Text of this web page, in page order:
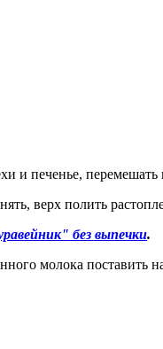
и печенье,
верх полить
без выпечки.
молока поставить